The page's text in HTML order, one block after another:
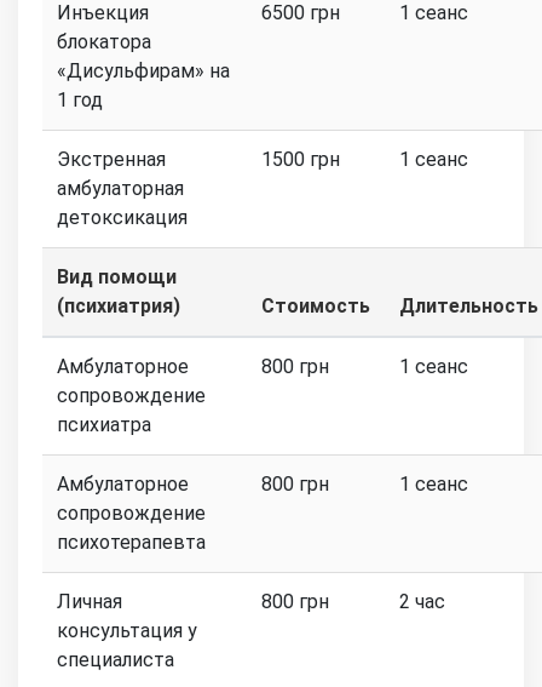
Инъекция
блокатора
«Дисульфирам» на
1 год
6500 грн 1 сеанс
Экстренная
амбулаторная
детоксикация
1500 грн 1 сеанс
Вид помощи
(психиатрия)
Стоимость Длительность
Амбулаторное
сопровождение
психиатра
800 грн 1 сеанс
Амбулаторное
сопровождение
психотерапевта
800 грн 1 сеанс
Личная
консультация у
специалиста
800 грн 2 час